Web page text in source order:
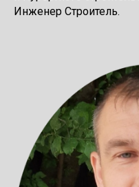
Инженер Строитель.